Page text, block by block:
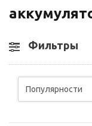
Фильтры